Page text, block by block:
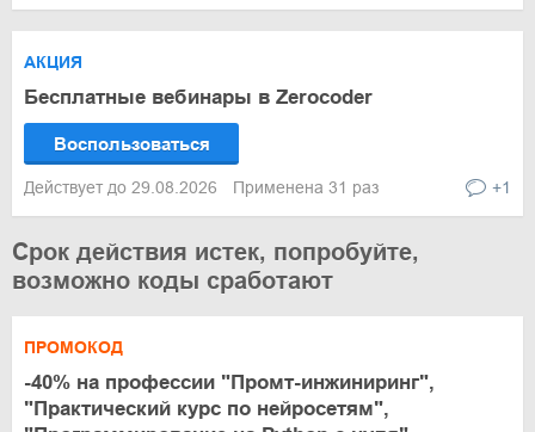
АКЦИЯ
Бесплатные вебинары в Zerocoder
Воспользоваться
Действует до 29.08.2026 Применена 31 раз +1
Срок действия истек, попробуйте,
возможно коды сработают
ПРОМОКОД
-40% на профессии "Промт-инжиниринг",
"Практический курс по нейросетям",